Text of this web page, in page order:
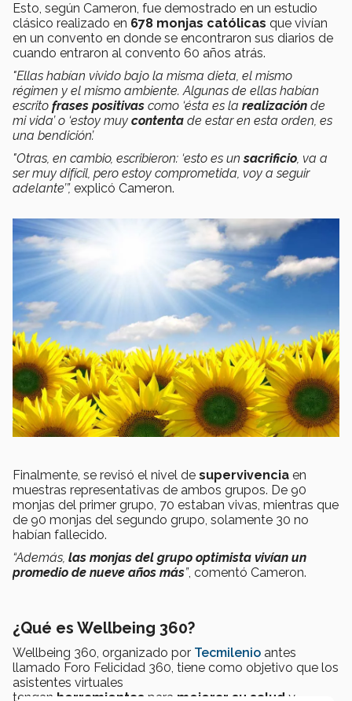
Esto, según Cameron, fue demostrado en un estudio
clásico realizado en 678 monjas católicas que vivían
en un convento en donde se encontraron sus diarios de
cuando entraron al convento 60 años atrás.
"Ellas habían vivido bajo la misma dieta, el mismo
régimen y el mismo ambiente. Algunas de ellas habían
escrito frases positivas como ‘ésta es la realización de
mi vida’ o ‘estoy muy contenta de estar en esta orden, es
una bendición’.
"Otras, en cambio, escribieron: ‘esto es unsacrificio, va a
ser muy difícil, pero estoy comprometida, voy a seguir
adelante’”, explicó Cameron.
Finalmente, se revisó el nivel de supervivencia en
muestras representativas de ambos grupos. De 90
monjas del primer grupo, 70 estaban vivas, mientras que
de 90 monjas del segundo grupo, solamente 30 no
habían fallecido.
“Además, las monjas del grupo optimista vivían un
promedio de nueve años más”, comentó Cameron.
¿Qué es Wellbeing 360?
Wellbeing 360, organizado por Tecmilenio antes
llamado Foro Felicidad 360, tiene como objetivo que los
asistentes virtuales
tengan herramientas para mejorar su salud y